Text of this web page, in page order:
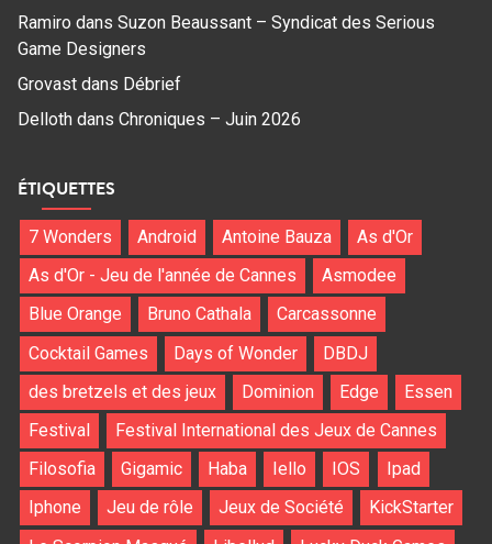
Ramiro dans Suzon Beaussant – Syndicat des Serious
Game Designers
Grovast dans Débrief
Delloth dans Chroniques – Juin 2026
ÉTIQUETTES
7 Wonders Android Antoine Bauza
As d'Or
As d'Or - Jeu de l'année de Cannes
Asmodee
Blue Orange
Bruno Cathala
Carcassonne
Cocktail Games
Days of Wonder
DBDJ
des bretzels et des jeux
Dominion Edge
Essen
Festival
Festival International des Jeux de Cannes
Filosofia
Gigamic Haba Iello IOS
Ipad
Iphone
Jeu de rôle Jeux de Société
KickStarter